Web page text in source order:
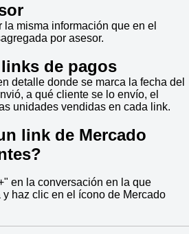
la misma información que en el
por asesor.
de pagos
detalle donde se marca la fecha del
a qué cliente se lo envío, el
unidades vendidas en cada link.
link de Mercado
en la conversación en la que
haz clic en el ícono de Mercado